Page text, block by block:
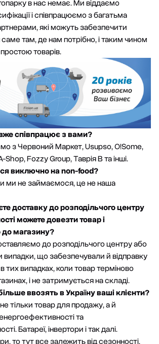
в нас немає. Ми віддаємо
і співпрацюємо з багатьма
які можуть забезпечити
там, де нам потрібно, і таким чином
товарів.
співпрацює з вами?
з Червоний Маркет, Usupso, O!Some,
Fozzy Group, Таврія В та інші.
виключно наnon-food?
ми не займаємося, це не наша
доставку до розподільчого центру
можете довезти товар і
магазину?
до розподільчого центру або
що забезпечували й відправку
тих випадках, коли товар терміново
і не затримується на складі.
ввозять в Україну ваші клієнти?
тільки товар для продажу, а й
та
Батареї, інвертори і так далі.
то тут все залежить від сезонності.